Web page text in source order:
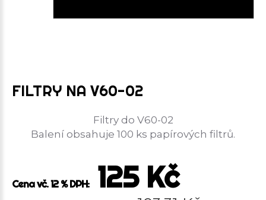
FILTRY NA V60-02
Filtry do V60-02
Balení obsahuje 100 ks papírových filtrů.
Cena vč. 12 % DPH: 125 Kč